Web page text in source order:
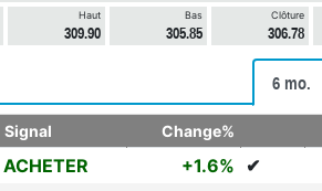
Haut
309.90
Bas
305.85
Clôture
306.78
6 mo.
Signal Change%
ACHETER +1.6% ✔